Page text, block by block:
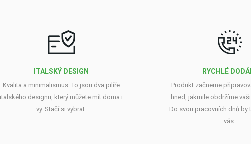
ITALSKÝ DESIGN
Kvalita a minimalismus. To jsou dva pilíře
italského designu, který můžete mít doma i
vy. Stačí si vybrat.
RYCHLÉ
Produkt začneme
hned, jakmile obdržíme
Do svou pracovních dnů by
vás.